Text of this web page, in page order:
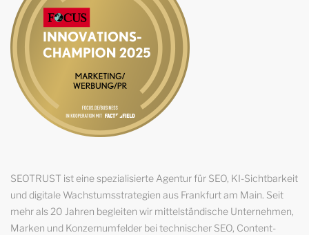
SEOTRUST ist eine spezialisierte Agentur für SEO, KI-Sichtbarkeit
und digitale Wachstumsstrategien aus Frankfurt am Main. Seit
mehr als 20 Jahren begleiten wir mittelständische Unternehmen,
Marken und Konzernumfelder bei technischer SEO, Content-